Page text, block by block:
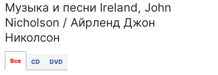
Музыка и песни Ireland, John
Nicholson / Айрленд Джон
Николсон
Все CD DVD